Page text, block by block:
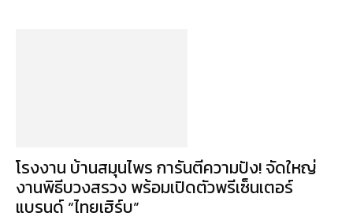
โรงงาน บ้านสมุนไพร การันตีความปัง! จัดใหญ่
งานพิธีบวงสรวง พร้อมเปิดตัวพรีเซ็นเตอร์
แบรนด์ “ไทยเฮิร์บ”